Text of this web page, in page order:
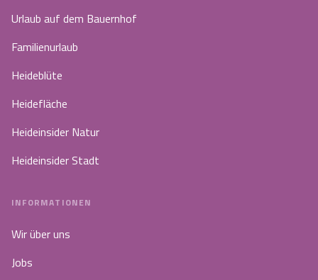
Urlaub auf dem Bauernhof
Familienurlaub
Heideblüte
Heidefläche
Heideinsider Natur
Heideinsider Stadt
INFORMATIONEN
Wir über uns
Jobs